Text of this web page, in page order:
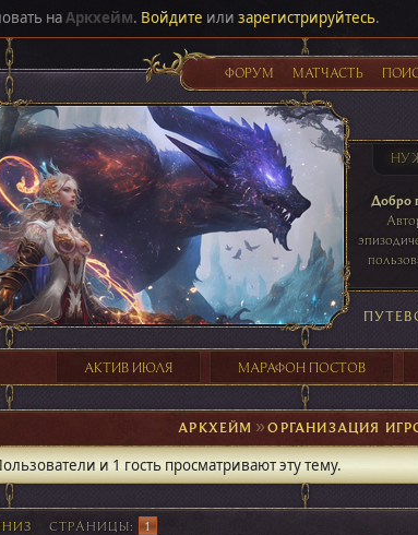
наАркхейм. Войдите или зарегистрируйтесь.
ФОРУМ МАТЧАСТЬ
Добро
41
АКТИВ ИЮЛЯ МАРАФОН ПОСТОВ
АРКХЕЙМ ►ОРГАНИЗАЦИЯ
и 1 гость просматривают эту тему.
СТРАНИЦЫ 1